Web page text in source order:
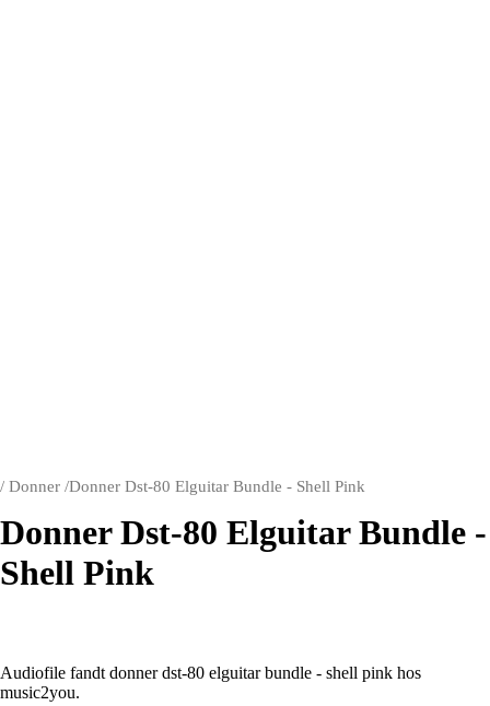
/ Donner /Donner Dst-80 Elguitar Bundle - Shell Pink
Donner Dst-80 Elguitar Bundle -
Shell Pink
Audiofile fandt donner dst-80 elguitar bundle - shell pink hos
music2you.